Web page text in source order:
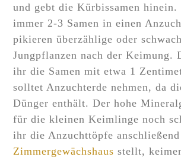
und gebt die Kürbissamen hinein.
immer 2-3 Samen in einen
pikieren überzählige oder
Jungpflanzen nach der Keimung.
ihr die Samen mit etwa 1
solltet Anzuchterde nehmen, da
Dünger enthält. Der hohe
für die kleinen Keimlinge noch
ihr die Anzuchttöpfe
Zimmergewächshaus stellt,